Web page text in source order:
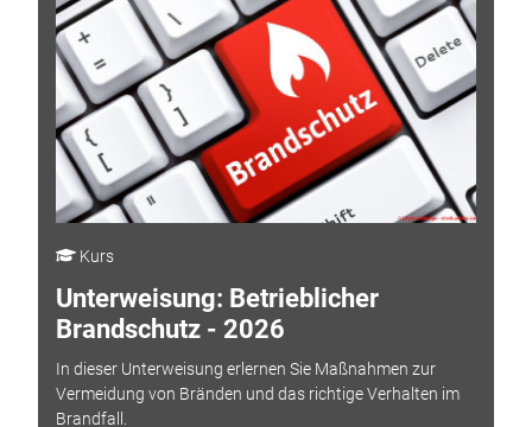
Kurs
Unterweisung: Betrieblicher
Brandschutz - 2026
In dieser Unterweisung erlernen Sie Maßnahmen zur
Vermeidung von Bränden und das richtige Verhalten im
Brandfall.